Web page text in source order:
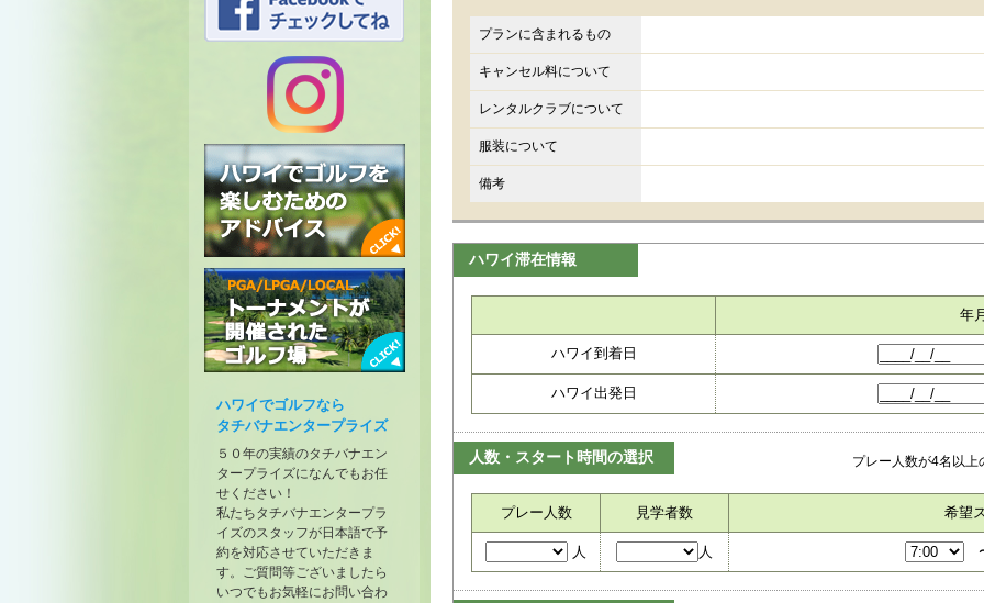
タチバナのFacebook
タチバナの
Instagram
ハワイでゴルフを楽しむための
アドバイス
フ場
ハワイでゴルフなら
タチバナエンタープライズ
５０年の実績のタチバナエン
タープライズになんでもお任
せください！
私たちタチバナエンタープラ
イズのスタッフが日本語で予
約を対応させていただきま
す。ご質問等ございましたら
いつでもお気軽にお問い合わ
プランに含まれるもの
キャンセル料について
レンタルクラブについて
服装について
備考
ハワイ滞在情報
年
ハワイ到着日
ハワイ出発日
人数・スタート時間の選択 プレー人数が4名以
プレー人数 見学者数 希望
人 人